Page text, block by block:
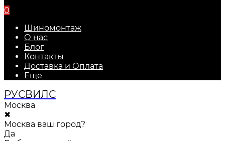
0
Шиномонтаж
О нас
Блог
Контакты
Доставка и Оплата
Еще
РУСВИЛС
Москва
✖
Москва ваш город?
Да